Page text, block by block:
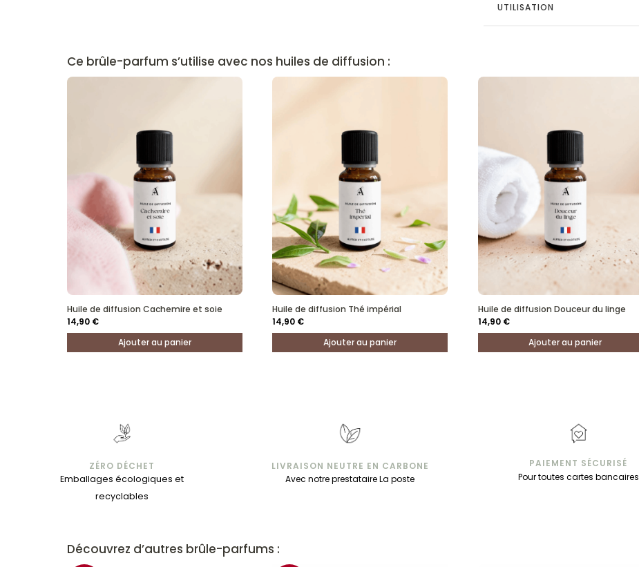
UTILISATION
Ce brûle-parfum s’utilise avec nos huiles de diffusion :
Huile de diffusion Cachemire et soie
14,90 €
Ajouter au panier
Huile de diffusion Thé impérial
14,90 €
Ajouter au panier
Huile de diffusion Douceur du linge
14,90 €
Ajouter au panier
ZÉRO DÉCHET
Emballages écologiques et
recyclables
LIVRAISON NEUTRE EN CARBONE
Avec notre prestataire La poste
PAIEMENT SÉCURISÉ
Pour toutes cartes bancaires
Découvrez d’autres brûle-parfums :